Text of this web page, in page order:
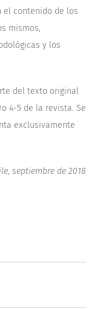
el contenido de los
mismos,
y los
del texto original
4-5 de la revista. Se
exclusivamente
septiembre de 2018